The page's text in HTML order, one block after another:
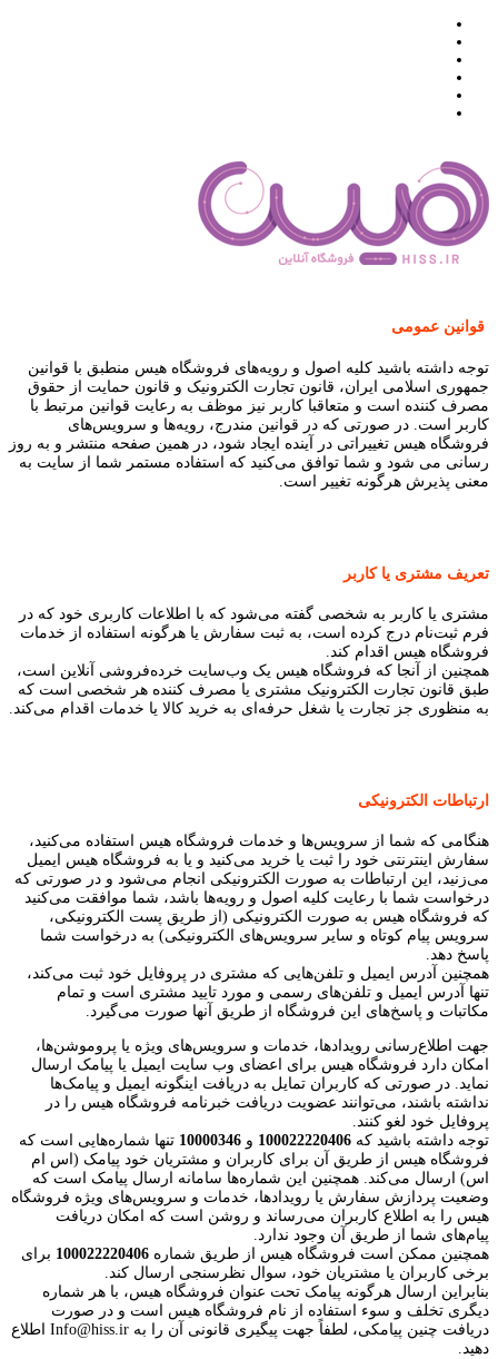
قوانین عمومی
توجه داشته باشید کلیه اصول و رویه‏‌های فروشگاه هیس منطبق با قوانین
جمهوری اسلامی ایران، قانون تجارت الکترونیک و قانون حمایت از حقوق
مصرف کننده است و متعاقبا کاربر نیز موظف به رعایت قوانین مرتبط با
کاربر است. در صورتی که در قوانین مندرج، رویه‏‌ها و سرویس‏‌های
فروشگاه هیس تغییراتی در آینده ایجاد شود، در همین صفحه منتشر و به روز
رسانی می شود و شما توافق می‏‌کنید که استفاده مستمر شما از سایت به
معنی پذیرش هرگونه تغییر است.
تعریف مشتری یا کاربر
مشتری یا کاربر به شخصی گفته می‌شود که با اطلاعات کاربری خود که در
فرم ثبت‌نام درج کرده است، به ثبت سفارش یا هرگونه استفاده از خدمات
فروشگاه هیس اقدام کند.
همچنین از آنجا که فروشگاه هیس یک وب‌سایت خرده‌فروشی آنلاین است،
طبق قانون تجارت الکترونیک مشتری یا مصرف کننده هر شخصی است که
به منظوری جز تجارت یا شغل حرفه‌ای به خرید کالا یا خدمات اقدام می‌کند.
ارتباطات الکترونیکی
هنگامی که شما از سرویس‌‏ها و خدمات فروشگاه هیس استفاده می‏‌کنید،
سفارش اینترنتی خود را ثبت یا خرید می‏‌کنید و یا به فروشگاه هیس ایمیل
می‏‌زنید، این ارتباطات به صورت الکترونیکی انجام می‏‌شود و در صورتی که
درخواست شما با رعایت کلیه اصول و رویه‏‌ها باشد، شما موافقت می‌‏کنید
که فروشگاه هیس به صورت الکترونیکی (از طریق پست الکترونیکی،
سرویس پیام کوتاه و سایر سرویس‌های الکترونیکی) به درخواست شما
پاسخ دهد.
همچنین آدرس ایمیل و تلفن‌هایی که مشتری در پروفایل خود ثبت می‌کند،
تنها آدرس ایمیل و تلفن‌های رسمی و مورد تایید مشتری است و تمام
مکاتبات و پاسخ‌های این فروشگاه از طریق آنها صورت می‌گیرد.
جهت اطلاع‌رسانی رویدادها، خدمات و سرویس‌های ویژه یا پروموشن‌ها،
امکان دارد فروشگاه هیس برای اعضای وب سایت ایمیل یا پیامک ارسال
نماید. در صورتی که کاربران تمایل به دریافت اینگونه ایمیل و پیامک‌ها
نداشته باشند، می‌توانند عضویت دریافت خبرنامه فروشگاه هیس را در
پروفایل خود لغو کنند.
توجه داشته باشید که 100022220406 و 10000346 تنها شماره‌‌هایی است که
فروشگاه هیس از طریق آن برای کاربران و مشتریان خود پیامک (اس ام
اس) ارسال می‌کند. همچنین این شماره‌‌ها سامانه ارسال پیامک است که
وضعیت پردازش سفارش یا رویدادها، خدمات و سرویس‌های ویژه فروشگاه
هیس را به اطلاع کاربران می‌رساند و روشن است که امکان دریافت
پیام‌های شما از طریق آن وجود ندارد.
همچنین ممکن است فروشگاه هیس از طریق شماره 100022220406 برای
برخی کاربران یا مشتریان خود، سوال نظرسنجی ارسال کند.
بنابراین ارسال هرگونه پیامک تحت عنوان فروشگاه هیس، با هر شماره
دیگری تخلف و سوء استفاده از نام فروشگاه هیس است و در صورت
دریافت چنین پیامکی، لطفاً جهت پیگیری قانونی آن را به Info@hiss.ir اطلاع
دهید.